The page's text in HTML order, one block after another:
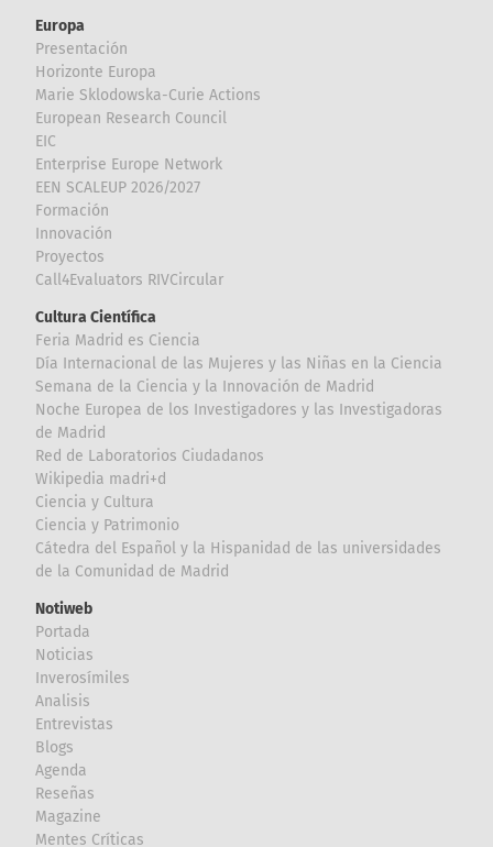
Europa
Presentación
Horizonte Europa
Marie Sklodowska-Curie Actions
European Research Council
EIC
Enterprise Europe Network
EEN SCALEUP 2026/2027
Formación
Innovación
Proyectos
Call4Evaluators RIVCircular
Cultura Científica
Feria Madrid es Ciencia
Día Internacional de las Mujeres y las Niñas en la Ciencia
Semana de la Ciencia y la Innovación de Madrid
Noche Europea de los Investigadores y las Investigadoras
de Madrid
Red de Laboratorios Ciudadanos
Wikipedia madri+d
Ciencia y Cultura
Ciencia y Patrimonio
Cátedra del Español y la Hispanidad de las universidades
de la Comunidad de Madrid
Notiweb
Portada
Noticias
Inverosímiles
Analisis
Entrevistas
Blogs
Agenda
Reseñas
Magazine
Mentes Críticas